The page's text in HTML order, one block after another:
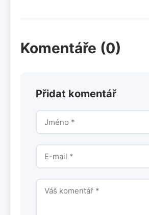
Komentáře (0)
Přidat komentář